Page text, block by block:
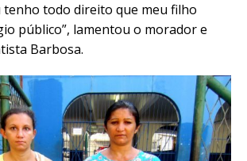
tenho todo direito que meu filho
público”, lamentou o morador e
Barbosa.